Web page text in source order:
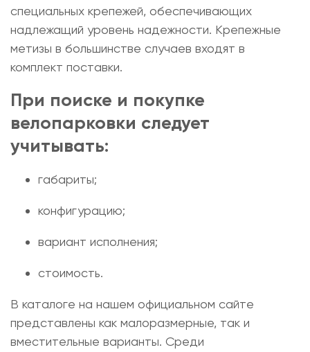
специальных крепежей, обеспечивающих
надлежащий уровень надежности. Крепежные
метизы в большинстве случаев входят в
комплект поставки.
При поиске и покупке
велопарковки следует
учитывать:
габариты;
конфигурацию;
вариант исполнения;
стоимость.
В каталоге на нашем официальном сайте
представлены как малоразмерные, так и
вместительные варианты. Среди